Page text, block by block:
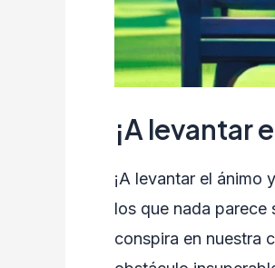
¡A levantar
¡A levantar el ánimo
los que nada parece
conspira en nuestra